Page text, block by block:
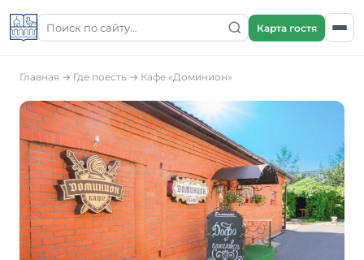
Карта гостя
Главная → Где поесть → Кафе «Доминион»